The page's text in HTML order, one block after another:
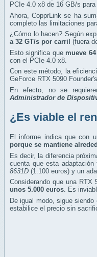
PCIe 4.0 x8 de 16 GB/s
Ahora, CopprLink se ha
completo las limitaciones
¿Cómo lo hacen? Según
a 32 GT/s por carril (fuera
Esto significa que mueve
con el PCIe 4.0 x8.
Con este método, la
GeForce RTX 5090
En efecto, no se
Administrador de
¿Es viable el
El informe indica que con
porque se mantiene
Es decir, la diferencia
cuenta que esta
8631D (1.100 euros) y un
Considerando que una
unos 5.000 euros. Es
De igual modo, sigue siendo
estabilice el precio sin